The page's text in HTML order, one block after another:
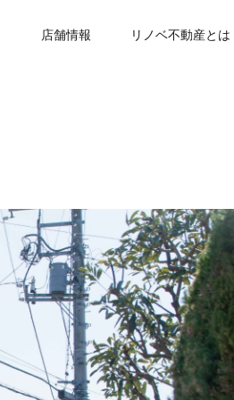
店舗情報 リノベ不動産とは